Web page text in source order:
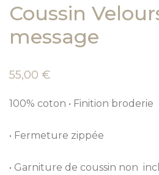
Coussin
message
55,00 €
100% coton • Finition broderie
• Fermeture zippée
• Garniture de coussin non